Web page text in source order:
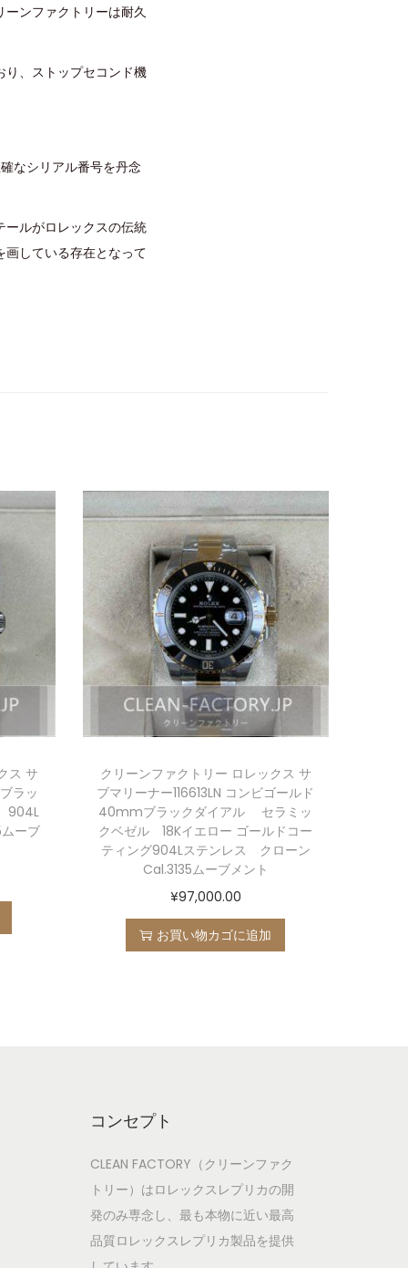
ーンファクトリーは耐久
り、ストップセコンド機
なシリアル番号を丹念
ールがロレックスの伝統
している存在となって
ス サ
ラッ
904L
ーブ
クリーンファクトリー ロレックス サ
ブマリーナー116613LN コンビゴールド
40mmブラックダイアル セラミッ
クベゼル 18Kイエロー ゴールドコー
ティング904Lステンレス クローン
Cal.3135ムーブメント
¥97,000.00
お買い物カゴに追加
コンセプト
CLEAN FACTORY（クリーンファク
トリー）はロレックスレプリカの開
発のみ専念し、最も本物に近い最高
品質ロレックスレプリカ製品を提供